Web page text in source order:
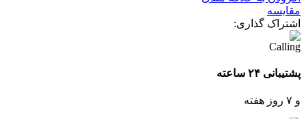
مقایسه
اشتراک گذاری:
پشتیبانی ۲۴ ساعته
و ۷ روز هفته